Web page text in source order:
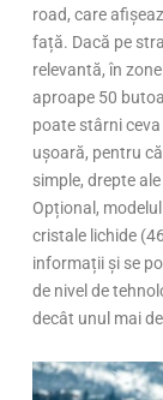
road, care
față. Dacă pe
relevantă, în
aproape 50
poate stârni
ușoară, pentru
simple, drepte
Opțional,
cristale lichide
informații și se
de nivel de
decât unul mai